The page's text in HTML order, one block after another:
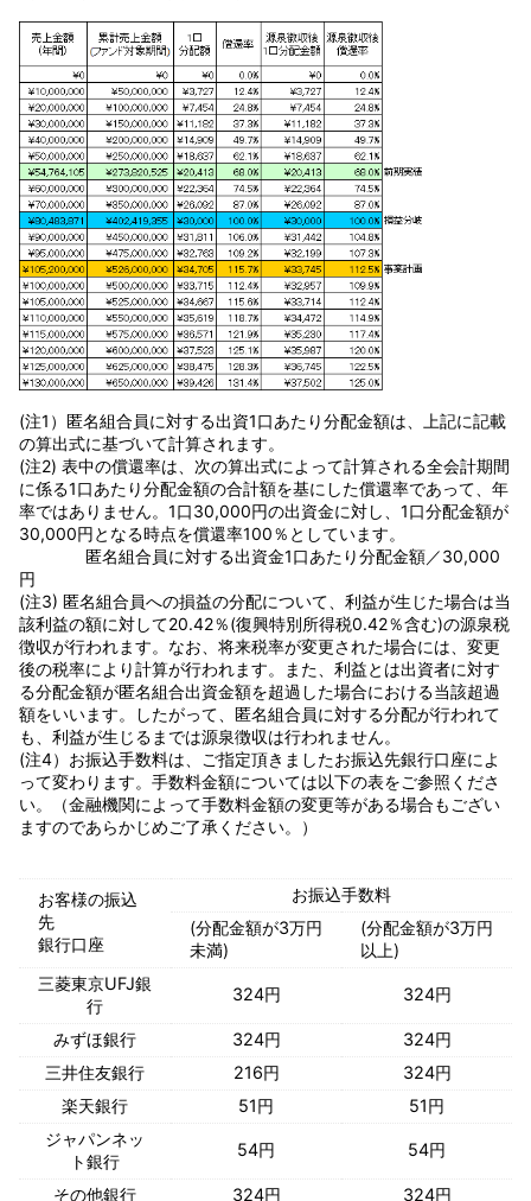
(注1）匿名組合員に対する出資1口あたり分配金額は、上記に記載
の算出式に基づいて計算されます。
(注2) 表中の償還率は、次の算出式によって計算される全会計期間
に係る1口あたり分配金額の合計額を基にした償還率であって、年
率ではありません。1口30,000円の出資金に対し、1口分配金額が
30,000円となる時点を償還率100％としています。
匿名組合員に対する出資金1口あたり分配金額／30,000
円
(注3) 匿名組合員への損益の分配について、利益が生じた場合は当
該利益の額に対して20.42％(復興特別所得税0.42％含む)の源泉税
徴収が行われます。なお、将来税率が変更された場合には、変更
後の税率により計算が行われます。また、利益とは出資者に対す
る分配金額が匿名組合出資金額を超過した場合における当該超過
額をいいます。したがって、匿名組合員に対する分配が行われて
も、利益が生じるまでは源泉徴収は行われません。
(注4）お振込手数料は、ご指定頂きましたお振込先銀行口座によ
って変わります。手数料金額については以下の表をご参照くださ
い。（金融機関によって手数料金額の変更等がある場合もござい
ますのであらかじめご了承ください。）
お客様の振込
先
銀行口座
お振込手数料
(分配金額が3万円
未満)
(分配金額が3万円
以上)
三菱東京UFJ銀
行
324円 324円
みずほ銀行 324円
324円
三井住友銀行
216円
324円
楽天銀行
51円
51円
ジャパンネッ
ト銀行
54円 54円
その他銀行 324円 324円